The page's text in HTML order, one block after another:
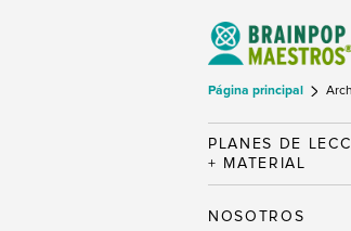
Página principal
PLANES DE
+ MATERIAL
NOSOTROS